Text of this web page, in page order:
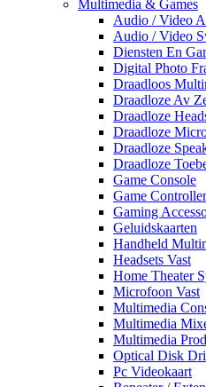
Multimedia & Games
Audio / Video
Audio / Video
Diensten En
Digital Photo
Draadloos
Draadloze Av
Draadloze
Draadloze
Draadloze
Draadloze
Game Console
Game Controller
Gaming
Geluidskaarten
Handheld
Headsets Vast
Home Theater
Microfoon Vast
Multimedia
Multimedia
Multimedia
Optical Disk
Pc Videokaart